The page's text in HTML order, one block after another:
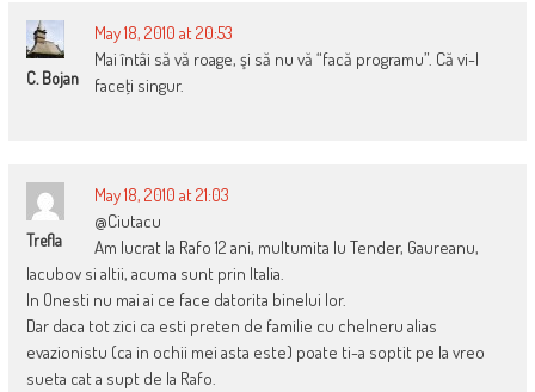
C. Bojan
May 18, 2010 at 20:53
Mai întâi să vă roage, şi să nu vă “facă programu”. Că vi-l
faceţi singur.
Trefla
May 18, 2010 at 21:03
@Ciutacu
Am lucrat la Rafo 12 ani, multumita lu Tender, Gaureanu,
Iacubov si altii, acuma sunt prin Italia.
In Onesti nu mai ai ce face datorita binelui lor.
Dar daca tot zici ca esti preten de familie cu chelneru alias
evazionistu (ca in ochii mei asta este) poate ti-a soptit pe la vreo
sueta cat a supt de la Rafo.